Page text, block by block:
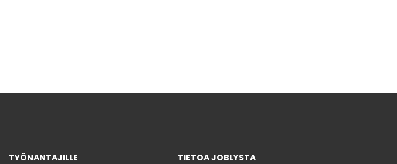
TYÖNANTAJILLE TIETOA JOBLYSTA